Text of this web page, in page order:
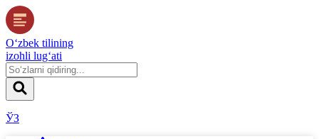
O‘zbek tilining
izohli lug‘ati
ЎЗ